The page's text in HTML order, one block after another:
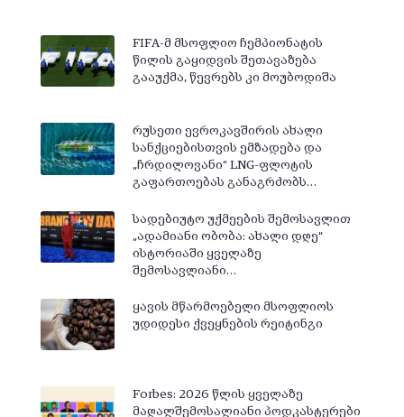
FIFA-მ მსოფლიო ჩემპიონატის
წილის გაყიდვის შეთავაზება
გააუქმა, წევრებს კი მოუბოდიშა
რუსეთი ევროკავშირის ახალი
სანქციებისთვის ემზადება და
„ჩრდილოვანი“ LNG-ფლოტის
გაფართოებას განაგრძობს…
სადებიუტო უქმეების შემოსავლით
„ადამიანი ობობა: ახალი დღე“
ისტორიაში ყველაზე
შემოსავლიანი…
ყავის მწარმოებელი მსოფლიოს
უდიდესი ქვეყნების რეიტინგი
Forbes: 2026 წლის ყველაზე
მაღალშემოსალიანი პოდკასტერები